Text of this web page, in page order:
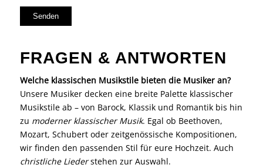
FRAGEN & ANTWORTEN
Welche klassischen Musikstile bieten die Musiker an?
Unsere Musiker decken eine breite Palette klassischer
Musikstile ab – von Barock, Klassik und Romantik bis hin
zu moderner klassischer Musik. Egal ob Beethoven,
Mozart, Schubert oder zeitgenössische Kompositionen,
wir finden den passenden Stil für eure Hochzeit. Auch
christliche Liederstehen zur Auswahl.